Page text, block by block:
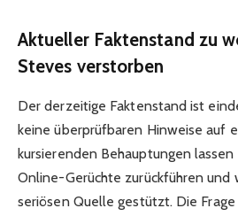
Aktueller Faktenstand zu
Steves verstorben
Der derzeitige Faktenstand ist
keine überprüfbaren Hinweise auf
kursierenden Behauptungen
Online-Gerüchte zurückführen und
seriösen Quelle gestützt. Die